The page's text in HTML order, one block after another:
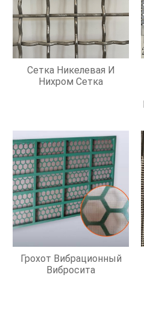
Сетка Никелевая И
Нихром Сетка
Грохот Вибрационный
Вибросита